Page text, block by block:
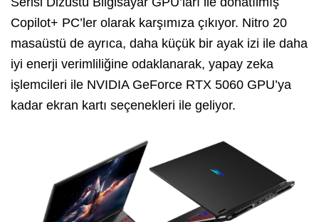
Copilot+ PC’ler olarak karşımıza çıkıyor. Nitro 20
masaüstü de ayrıca, daha küçük bir ayak izi ile daha
iyi enerji verimliliğine odaklanarak, yapay zeka
işlemcileri ile NVIDIA GeForce RTX 5060 GPU’ya
kadar ekran kartı seçenekleri ile geliyor.